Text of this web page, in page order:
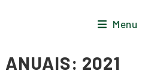
Menu
ANUAIS: 2021